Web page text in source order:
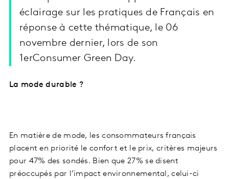
éclairage sur les pratiques de Français en
réponse à cette thématique, le 06
novembre dernier, lors de son
1erConsumer Green Day.
La mode durable ?
En matière de mode, les consommateurs français
placent en priorité le confort et le prix, critères majeurs
pour 47% des sondés. Bien que 27% se disent
préoccupés par l’impact environnemental, celui-ci